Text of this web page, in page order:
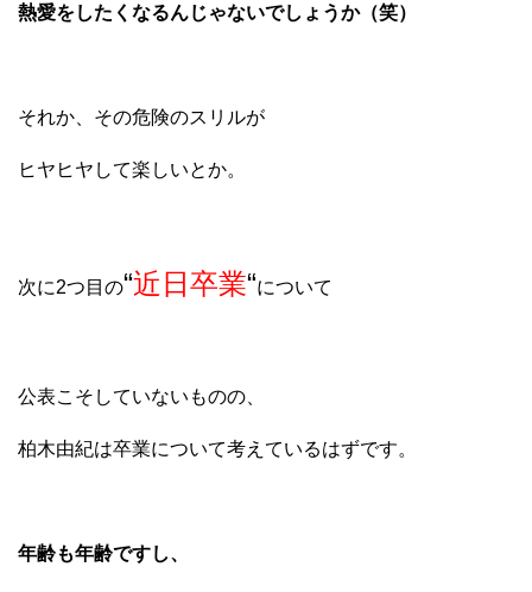
熱愛をしたくなるんじゃないでしょうか（笑）
それか、その危険のスリルが
ヒヤヒヤして楽しいとか。
次に2つ目の“近日卒業“について
公表こそしていないものの、
柏木由紀は卒業について考えているはずです。
年齢も年齢ですし、